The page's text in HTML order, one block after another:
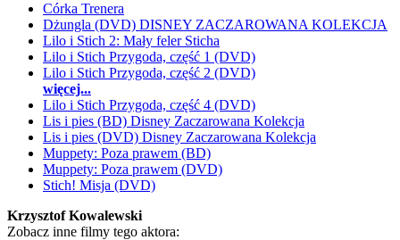
Córka Trenera
Dżungla (DVD) DISNEY ZACZAROWANA KOLEKCJA
Lilo i Stich 2: Mały feler Sticha
Lilo i Stich Przygoda, część 1 (DVD)
Lilo i Stich Przygoda, część 2 (DVD)
więcej...
Lilo i Stich Przygoda, część 4 (DVD)
Lis i pies (BD) Disney Zaczarowana Kolekcja
Lis i pies (DVD) Disney Zaczarowana Kolekcja
Muppety: Poza prawem (BD)
Muppety: Poza prawem (DVD)
Stich! Misja (DVD)
Krzysztof Kowalewski
Zobacz inne filmy tego aktora: